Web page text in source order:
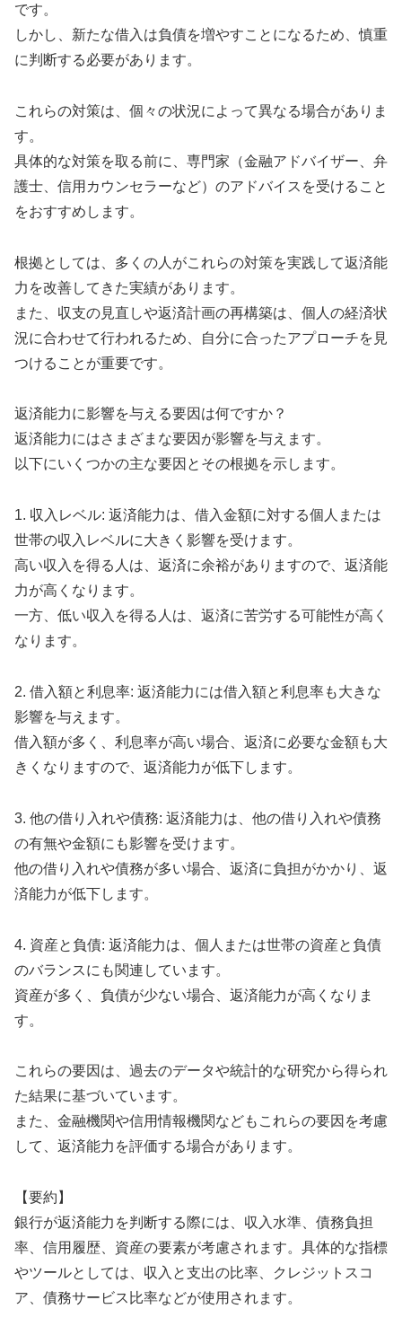
です。
しかし、新たな借入は負債を増やすことになるため、慎重
に判断する必要があります。
これらの対策は、個々の状況によって異なる場合がありま
す。
具体的な対策を取る前に、専門家（金融アドバイザー、弁
護士、信用カウンセラーなど）のアドバイスを受けること
をおすすめします。
根拠としては、多くの人がこれらの対策を実践して返済能
力を改善してきた実績があります。
また、収支の見直しや返済計画の再構築は、個人の経済状
況に合わせて行われるため、自分に合ったアプローチを見
つけることが重要です。
返済能力に影響を与える要因は何ですか？
返済能力にはさまざまな要因が影響を与えます。
以下にいくつかの主な要因とその根拠を示します。
1. 収入レベル: 返済能力は、借入金額に対する個人または
世帯の収入レベルに大きく影響を受けます。
高い収入を得る人は、返済に余裕がありますので、返済能
力が高くなります。
一方、低い収入を得る人は、返済に苦労する可能性が高く
なります。
2. 借入額と利息率: 返済能力には借入額と利息率も大きな
影響を与えます。
借入額が多く、利息率が高い場合、返済に必要な金額も大
きくなりますので、返済能力が低下します。
3. 他の借り入れや債務: 返済能力は、他の借り入れや債務
の有無や金額にも影響を受けます。
他の借り入れや債務が多い場合、返済に負担がかかり、返
済能力が低下します。
4. 資産と負債: 返済能力は、個人または世帯の資産と負債
のバランスにも関連しています。
資産が多く、負債が少ない場合、返済能力が高くなりま
す。
これらの要因は、過去のデータや統計的な研究から得られ
た結果に基づいています。
また、金融機関や信用情報機関などもこれらの要因を考慮
して、返済能力を評価する場合があります。
【要約】
銀行が返済能力を判断する際には、収入水準、債務負担
率、信用履歴、資産の要素が考慮されます。具体的な指標
やツールとしては、収入と支出の比率、クレジットスコ
ア、債務サービス比率などが使用されます。